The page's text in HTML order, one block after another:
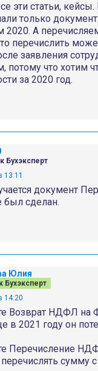
эти статьи,
только
2020. А
перечислить
заявления
потому что хотим
за 2020 год.
Бухэксперт
13:11
документ
сделан.
Юлия
Бухэксперт
14:20
Возврат НДФЛ на
в 2021 году он
Перечисление
сумму с